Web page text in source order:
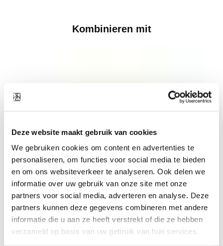
Deze website maakt gebruik van cookies
We gebruiken cookies om content en advertenties te
personaliseren, om functies voor social media te bieden
en om ons websiteverkeer te analyseren. Ook delen we
informatie over uw gebruik van onze site met onze
partners voor social media, adverteren en analyse. Deze
partners kunnen deze gegevens combineren met andere
informatie die u aan ze heeft verstrekt of die ze hebben
verzameld op basis van uw gebruik van hun services.
Kombinieren mit